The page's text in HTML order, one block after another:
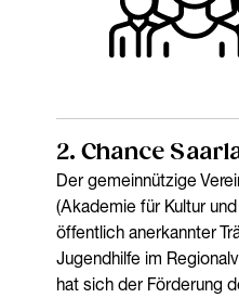
2. Chance
Der gemeinnützige
(Akademie für Kultur
öffentlich anerkannter
Jugendhilfe im
hat sich der Förderung